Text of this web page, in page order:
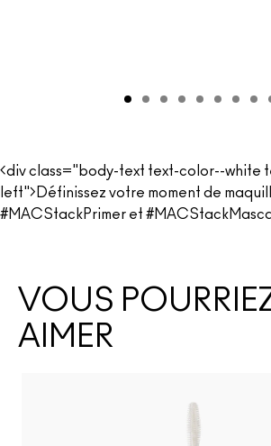
<div class="body-text text-color--white
left">Définissez votre moment de
#MACStackPrimer et
VOUS
AIMER